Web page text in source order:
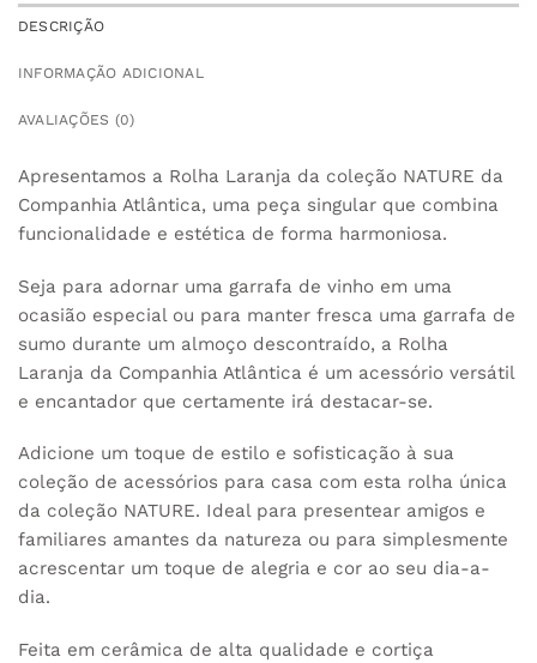
DESCRIÇÃO
INFORMAÇÃO ADICIONAL
AVALIAÇÕES (0)
Apresentamos a Rolha Laranja da coleção NATURE da
Companhia Atlântica, uma peça singular que combina
funcionalidade e estética de forma harmoniosa.
Seja para adornar uma garrafa de vinho em uma
ocasião especial ou para manter fresca uma garrafa de
sumo durante um almoço descontraído, a Rolha
Laranja da Companhia Atlântica é um acessório versátil
e encantador que certamente irá destacar-se.
Adicione um toque de estilo e sofisticação à sua
coleção de acessórios para casa com esta rolha única
da coleção NATURE. Ideal para presentear amigos e
familiares amantes da natureza ou para simplesmente
acrescentar um toque de alegria e cor ao seu dia-a-
dia.
Feita em cerâmica de alta qualidade e cortiça